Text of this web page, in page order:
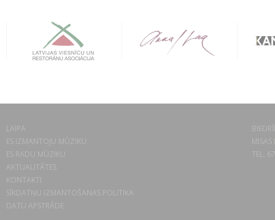
LAIPA
ES IZMANTOJU MŪZIKU
ES RADU MŪZIKU
AKTUALITĀTES
KONTAKTI
SĪKDATŅU IZMANTOŠANAS POLITIKA
DATU APSTRĀDE
TEL.